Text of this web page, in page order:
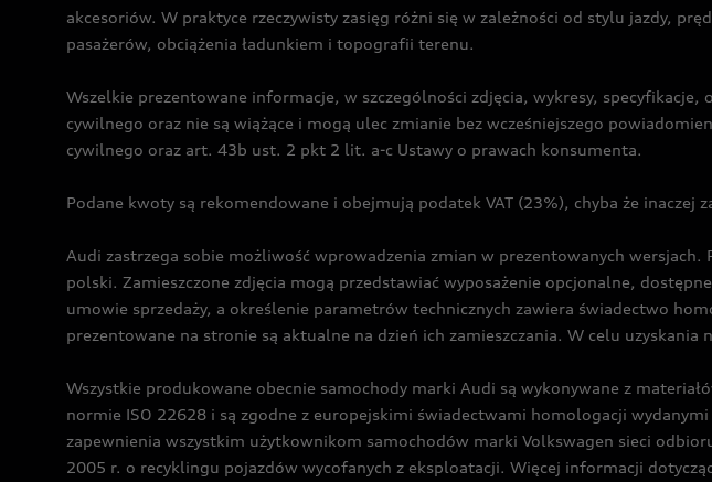
akcesoriów. W praktyce rzeczywisty zasięg różni się w zależności od stylu jazdy,
pasażerów, obciążenia ładunkiem i topografii terenu.
Wszelkie prezentowane informacje, w szczególności zdjęcia, wykresy,
cywilnego oraz nie są wiążące i mogą ulec zmianie bez wcześniejszego
cywilnego oraz art. 43b ust. 2 pkt 2 lit. a-c Ustawy o prawach konsumenta.
Podane kwoty są rekomendowane i obejmują podatek VAT (23%), chyba że inaczej
Audi zastrzega sobie możliwość wprowadzenia zmian w prezentowanych
polski. Zamieszczone zdjęcia mogą przedstawiać wyposażenie opcjonalne,
umowie sprzedaży, a określenie parametrów technicznych zawiera świadectwo
prezentowane na stronie są aktualne na dzień ich zamieszczania. W celu
Wszystkie produkowane obecnie samochody marki Audi są wykonywane z
normie ISO 22628 i są zgodne z europejskimi świadectwami homologacji
zapewnienia wszystkim użytkownikom samochodów marki Volkswagen sieci
2005 r. o recyklingu pojazdów wycofanych z eksploatacji. Więcej informacji